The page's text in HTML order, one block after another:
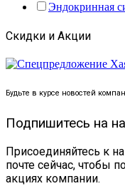
Эндокринная
Скидки и Акции
Будьте в курсе новостей
Подпишитесь на
Присоединяйтесь к
почте сейчас, чтобы
акциях компании.